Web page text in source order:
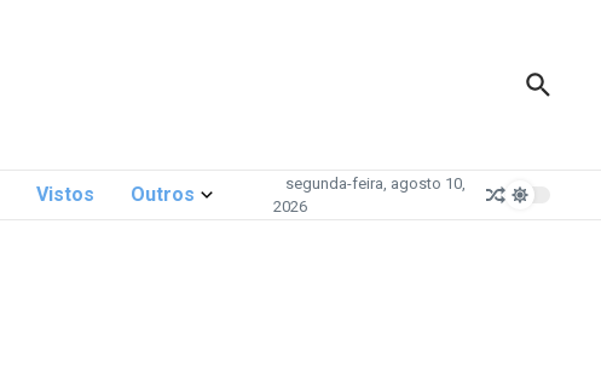
Vistos Outros
segunda-feira, agosto 10,
2026